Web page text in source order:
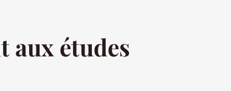
aux études